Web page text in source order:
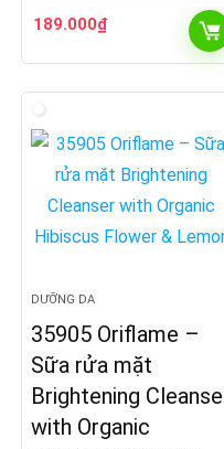
189.000₫
DƯỠNG DA
35905 Oriflame –
Sữa rửa mặt
Brightening
with Organic